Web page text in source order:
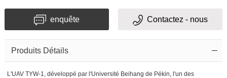
enquête Contactez - nous
Produits Détails
L'UAV TYW-1, développé par l'Université Beihang de Pékin, l'un des